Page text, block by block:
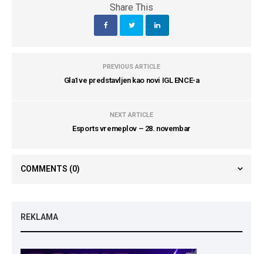
Share This
PREVIOUS ARTICLE
Gla1ve predstavljen kao novi IGL ENCE-a
NEXT ARTICLE
Esports vremeplov – 28. novembar
COMMENTS (0)
REKLAMA